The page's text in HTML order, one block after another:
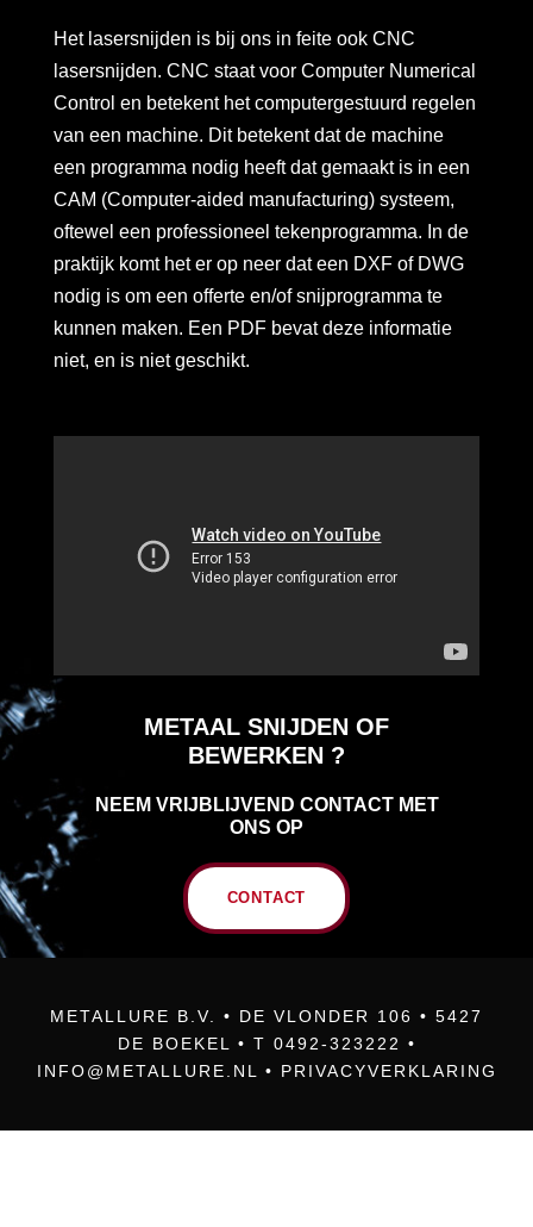
Het lasersnijden is bij ons in feite ook CNC
lasersnijden. CNC staat voor Computer Numerical
Control en betekent het computergestuurd regelen
van een machine. Dit betekent dat de machine
een programma nodig heeft dat gemaakt is in een
CAM (Computer-aided manufacturing) systeem,
oftewel een professioneel tekenprogramma. In de
praktijk komt het er op neer dat een DXF of DWG
nodig is om een offerte en/of snijprogramma te
kunnen maken. Een PDF bevat deze informatie
niet, en is niet geschikt.
METAAL SNIJDEN OF
BEWERKEN ?
NEEM VRIJBLIJVEND CONTACT MET
ONS OP
CONTACT
METALLURE B.V. • DE VLONDER 106 • 5427
DE BOEKEL • T 0492-323222 •
INFO@METALLURE.NL • PRIVACYVERKLARING